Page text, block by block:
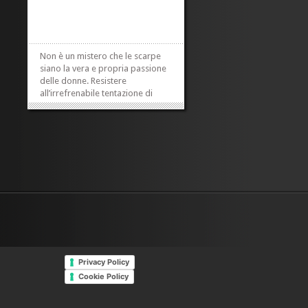
Non è un mistero che le scarpe
siano la vera e propria passione
delle donne. Resistere
all’irrefrenabile tentazione di
acquistarle è sempre molto
Privacy Policy
Cookie Policy